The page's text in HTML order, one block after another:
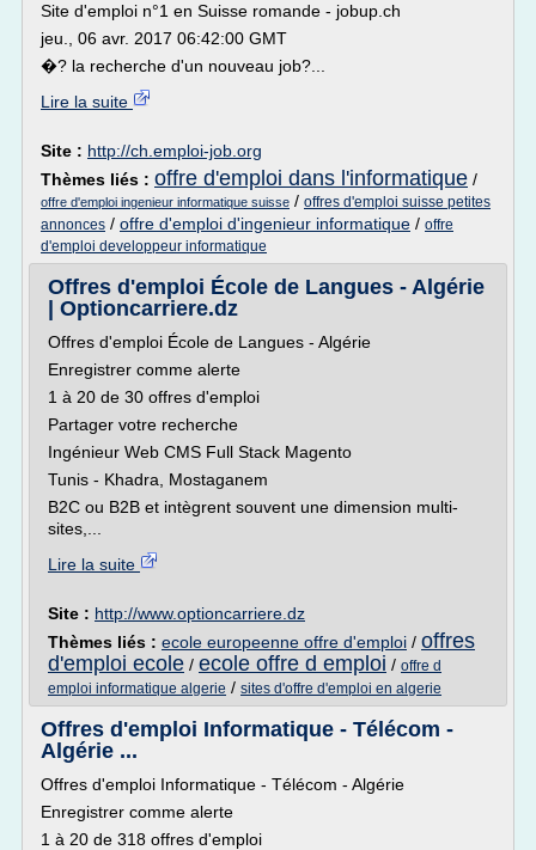
Site d'emploi n°1 en Suisse romande - jobup.ch
jeu., 06 avr. 2017 06:42:00 GMT
�? la recherche d'un nouveau job?...
Lire la suite
Site : http://ch.emploi-job.org
Thèmes liés : offre d'emploi dans l'informatique /
offre d'emploi ingenieur informatique suisse / offres d'emploi suisse petites
annonces / offre d'emploi d'ingenieur informatique / offre
d'emploi developpeur informatique
Offres d'emploi École de Langues - Algérie
| Optioncarriere.dz
Offres d'emploi École de Langues - Algérie
Enregistrer comme alerte
1 à 20 de 30 offres d'emploi
Partager votre recherche
Ingénieur Web CMS Full Stack Magento
Tunis - Khadra, Mostaganem
B2C ou B2B et intègrent souvent une dimension multi-
sites,...
Lire la suite
Site : http://www.optioncarriere.dz
Thèmes liés : ecole europeenne offre d'emploi / offres
d'emploi ecole / ecole offre d emploi / offre d
emploi informatique algerie / sites d'offre d'emploi en algerie
Offres d'emploi Informatique - Télécom -
Algérie ...
Offres d'emploi Informatique - Télécom - Algérie
Enregistrer comme alerte
1 à 20 de 318 offres d'emploi